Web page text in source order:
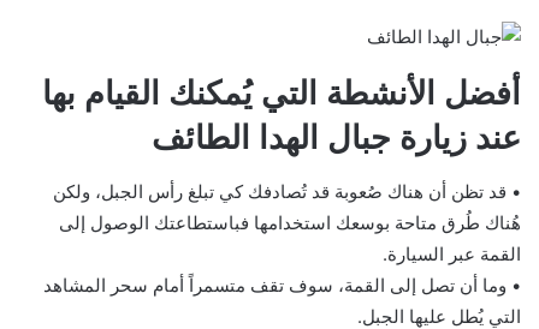
أفضل الأنشطة التي يُمكنك القيام بها
عند زيارة جبال الهدا الطائف
• قد تظن أن هناك صُعوبة قد تُصادفك كي تبلغ رأس الجبل، ولكن
هُناك طُرق متاحة بوسعك استخدامها فباستطاعتك الوصول إلى
القمة عبر السيارة.
• وما أن تصل إلى القمة، سوف تقف متسمراً أمام سحر المشاهد
التي يُطل عليها الجبل.